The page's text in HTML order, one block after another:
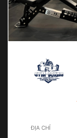
ĐỊA CHỈ